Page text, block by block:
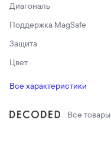
Диагональ
Поддержка MagSafe
Защита
Цвет
Все характеристики
Все товары